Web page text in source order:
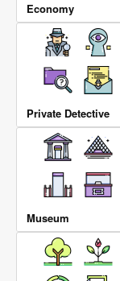
Economy
Private Detective
Museum